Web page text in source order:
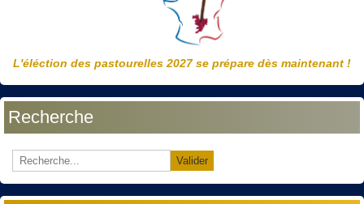
L'éléction des pastourelles 2027 se prépare dès maintenant !
Recherche
Valider